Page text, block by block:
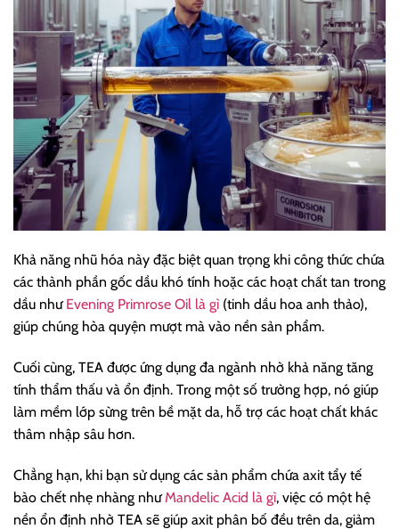
Khả năng nhũ hóa này đặc biệt quan trọng khi công thức chứa
các thành phần gốc dầu khó tính hoặc các hoạt chất tan trong
dầu nhưEvening Primrose Oil là gì(tinh dầu hoa anh thảo),
giúp chúng hòa quyện mượt mà vào nền sản phẩm.
Cuối cùng, TEA được ứng dụng đa ngành nhờ khả năng tăng
tính thẩm thấu và ổn định. Trong một số trường hợp, nó giúp
làm mềm lớp sừng trên bề mặt da, hỗ trợ các hoạt chất khác
thâm nhập sâu hơn.
Chẳng hạn, khi bạn sử dụng các sản phẩm chứa axit tẩy tế
bào chết nhẹ nhàng nhưMandelic Acid là gì, việc có một hệ
nền ổn định nhờ TEA sẽ giúp axit phân bố đều trên da, giảm